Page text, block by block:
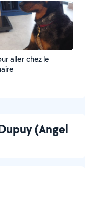
aller chez le
(Angel